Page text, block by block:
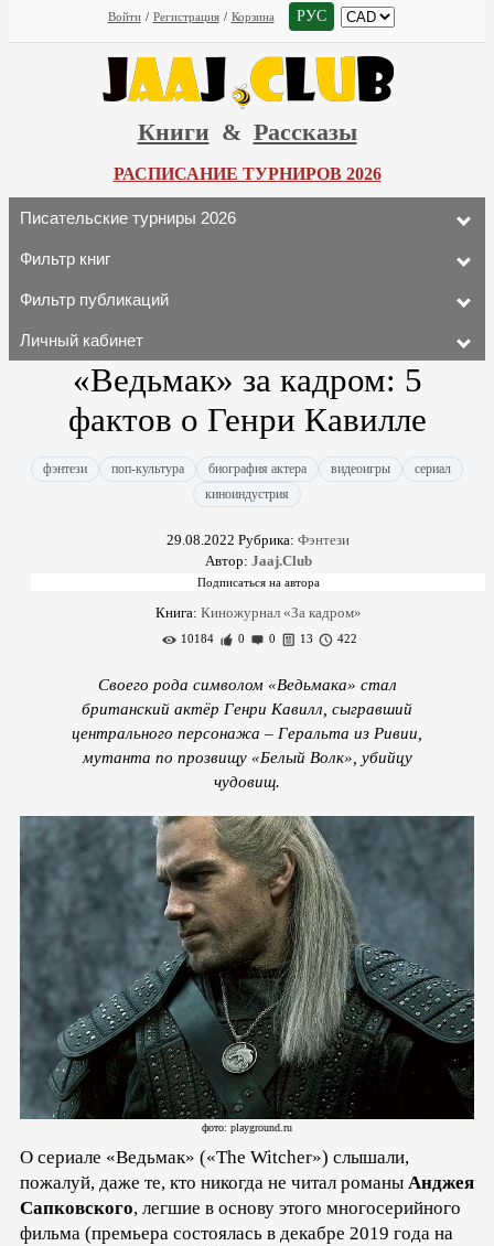
Войти / Регистрация / Корзина РУС
Книги & Рассказы
РАСПИСАНИЕ ТУРНИРОВ 2026
Писательские турниры 2026
Фильтр книг
Фильтр публикаций
Личный кабинет
«Ведьмак» за кадром: 5
фактов о Генри Кавилле
фэнтези поп-культура биография актера видеоигры
сериал
киноиндустрия
29.08.2022 Рубрика: Фэнтези
Автор: Jaaj.Club
Книга: Киножурнал «За кадром»
10184 0 0 13 422
Своего рода символом «Ведьмака» стал
британский актёр Генри Кавилл, сыгравший
центрального персонажа – Геральта из Ривии,
мутанта по прозвищу «Белый Волк», убийцу
чудовищ.
фото: playground.ru
О сериале «Ведьмак» («The Witсher») слышали,
пожалуй, даже те, кто никогда не читал романы Анджея
Сапковского, легшие в основу этого многосерийного
фильма (премьера состоялась в декабре 2019 года на